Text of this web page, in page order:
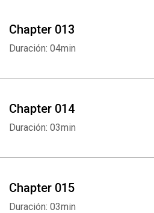
Chapter 013
Duración: 04min
Chapter 014
Duración: 03min
Chapter 015
Duración: 03min